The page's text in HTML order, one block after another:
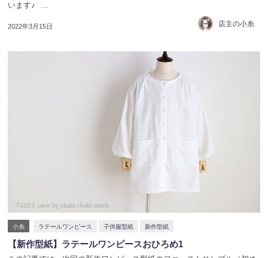
います♪ …
2022年3月15日 店主の小糸
小糸 ラテールワンピース 子供服型紙 新作型紙
【新作型紙】ラテールワンピースおひろめ1